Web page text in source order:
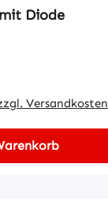
Miniatur Relais mit Diode
Versandkosten